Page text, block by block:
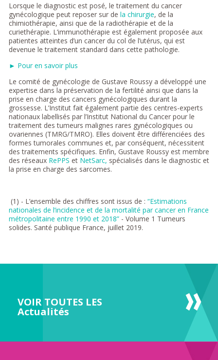
Lorsque le diagnostic est posé, le traitement du cancer
gynécologique peut reposer sur de la chirurgie, de la
chimiothérapie, ainsi que de la radiothérapie et de la
curiethérapie. L’immunothérapie est également proposée aux
patientes atteintes d’un cancer du col de l’utérus, qui est
devenue le traitement standard dans cette pathologie.
► Pour en savoir plus
Le comité de gynécologie de Gustave Roussy a développé une
expertise dans la préservation de la fertilité ainsi que dans la
prise en charge des cancers gynécologiques durant la
grossesse. L’Institut fait également partie des centres-experts
nationaux labellisés par l’Institut National du Cancer pour le
traitement des tumeurs malignes rares gynécologiques ou
ovariennes (TMRG/TMRO). Elles doivent être différenciées des
formes tumorales communes et, par conséquent, nécessitent
des traitements spécifiques. Enfin, Gustave Roussy est membre
des réseaux RePPS et NetSarc, spécialisés dans le diagnostic et
la prise en charge des sarcomes.
(1) - L’ensemble des chiffres sont issus de : “Estimations
nationales de l’incidence et de la mortalité par cancer en France
métropolitaine entre 1990 et 2018”- Volume 1 Tumeurs
solides. Santé publique France, juillet 2019.
VOIR TOUTES LES
Actualités